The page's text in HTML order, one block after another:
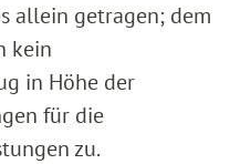
allein getragen; dem
kein
in Höhe der
für die
zu.